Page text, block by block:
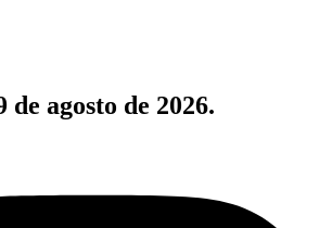
agosto de 2026.